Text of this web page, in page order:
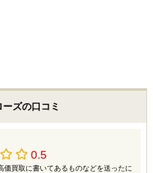
ズの口コミ
0.5
価買取に書いてあるものなどを送ったに